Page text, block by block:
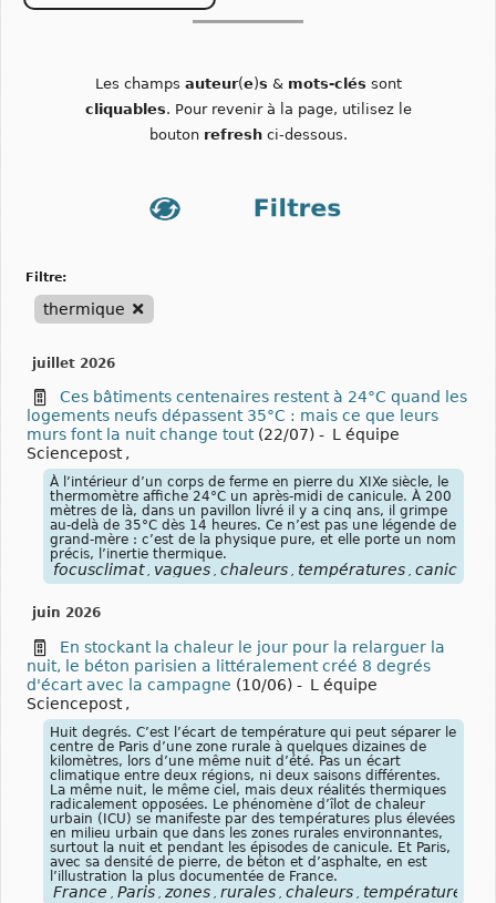
Les champs auteur(e)s & mots-clés sont
cliquables. Pour revenir à la page, utilisez le
bouton refreshci-dessous.
filtre:
thermique
juillet 2026
Ces bâtiments centenaires restent à 24°C quand les
logements neufs dépassent 35°C : mais ce que leurs
murs font la nuit change tout(22/07) - L équipe
Sciencepost ,
À l’intérieur d’un corps de ferme en pierre du XIXe siècle, le
thermomètre affiche 24°C un après-midi de canicule. À 200
mètres de là, dans un pavillon livré il y a cinq ans, il grimpe
au-delà de 35°C dès 14 heures. Ce n’est pas une légende de
grand-mère : c’est de la physique pure, et elle porte un nom
précis, l’inertie thermique.
focusclimat , vagues , chaleurs , températures , canicules
juin 2026
En stockant la chaleur le jour pour la relarguer la
nuit, le béton parisien a littéralement créé 8 degrés
d'écart avec la campagne (10/06) - L équipe
Sciencepost ,
Huit degrés. C’est l’écart de température qui peut séparer le
centre de Paris d’une zone rurale à quelques dizaines de
kilomètres, lors d’une même nuit d’été. Pas un écart
climatique entre deux régions, ni deux saisons différentes.
La même nuit, le même ciel, mais deux réalités thermiques
radicalement opposées. Le phénomène d’îlot de chaleur
urbain (ICU) se manifeste par des températures plus élevées
en milieu urbain que dans les zones rurales environnantes,
surtout la nuit et pendant les épisodes de canicule. Et Paris,
avec sa densité de pierre, de béton et d’asphalte, en est
l’illustration la plus documentée de France.
France , Paris , zones , rurales , chaleurs , températures